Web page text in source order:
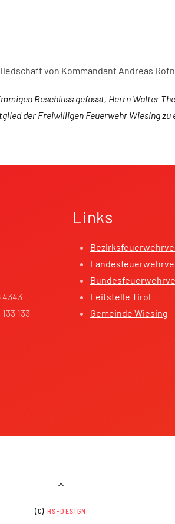
von Kommandant Andreas
Beschluss gefasst, Herrn Walter
der Freiwilligen Feuerwehr Wiesing zu
133
Links
Leitstelle Tirol
Gemeinde Wiesing
(C) HS-DESIGN